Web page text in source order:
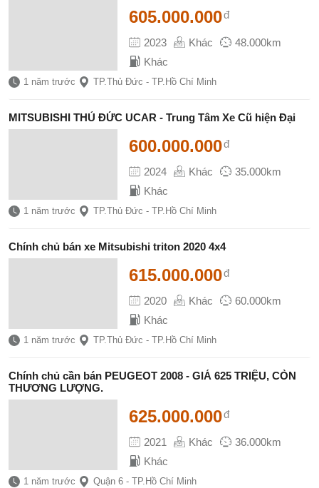
2023 Khác
48.000km
Khác
605.000.000đ
1 năm trước TP.Thủ Đức - TP.Hồ Chí Minh
MITSUBISHI THỦ ĐỨC UCAR - Trung Tâm Xe Cũ hiện Đại
2024 Khác
35.000km
Khác
600.000.000đ
1 năm trước TP.Thủ Đức - TP.Hồ Chí Minh
Chính chủ bán xe Mitsubishi triton 2020 4x4
2020 Khác
60.000km
Khác
615.000.000đ
1 năm trước TP.Thủ Đức - TP.Hồ Chí Minh
Chính chủ cần bán PEUGEOT 2008 - GIÁ 625 TRIỆU, CÒN
THƯƠNG LƯỢNG.
2021 Khác
36.000km
Khác
625.000.000đ
1 năm trước Quận 6 - TP.Hồ Chí Minh